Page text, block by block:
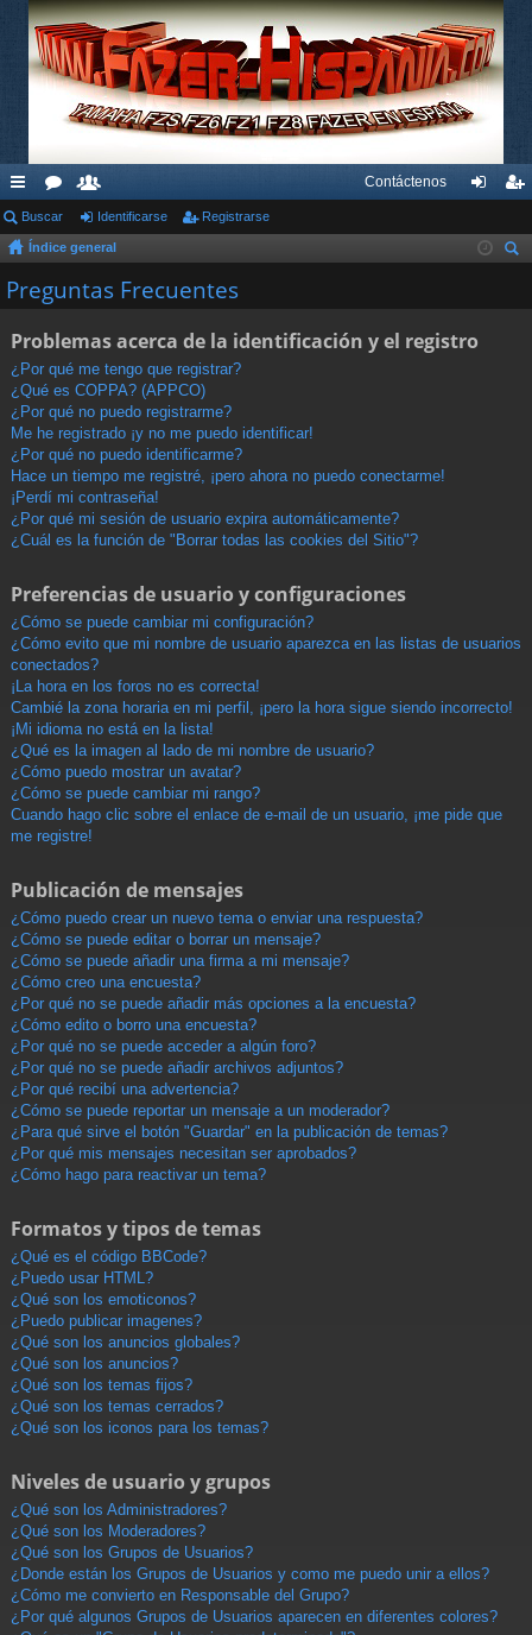
nl
ac
es
do
s
or
os
su
ari
os
Contáctenos
nti ist
Buscar Identificarse Registrarse
Índice general
Preguntas Frecuentes
Problemas acerca de la identificación y el registro
¿Por qué me tengo que registrar?
¿Qué es COPPA? (APPCO)
¿Por qué no puedo registrarme?
Me he registrado ¡y no me puedo identificar!
¿Por qué no puedo identificarme?
Hace un tiempo me registré, ¡pero ahora no puedo conectarme!
¡Perdí mi contraseña!
¿Por qué mi sesión de usuario expira automáticamente?
¿Cuál es la función de "Borrar todas las cookies del Sitio"?
Preferencias de usuario y configuraciones
¿Cómo se puede cambiar mi configuración?
¿Cómo evito que mi nombre de usuario aparezca en las listas de usuarios
conectados?
¡La hora en los foros no es correcta!
Cambié la zona horaria en mi perfil, ¡pero la hora sigue siendo incorrecto!
¡Mi idioma no está en la lista!
¿Qué es la imagen al lado de mi nombre de usuario?
¿Cómo puedo mostrar un avatar?
¿Cómo se puede cambiar mi rango?
Cuando hago clic sobre el enlace de e-mail de un usuario, ¡me pide que
me registre!
Publicación de mensajes
¿Cómo puedo crear un nuevo tema o enviar una respuesta?
¿Cómo se puede editar o borrar un mensaje?
¿Cómo se puede añadir una firma a mi mensaje?
¿Cómo creo una encuesta?
¿Por qué no se puede añadir más opciones a la encuesta?
¿Cómo edito o borro una encuesta?
¿Por qué no se puede acceder a algún foro?
¿Por qué no se puede añadir archivos adjuntos?
¿Por qué recibí una advertencia?
¿Cómo se puede reportar un mensaje a un moderador?
¿Para qué sirve el botón "Guardar" en la publicación de temas?
¿Por qué mis mensajes necesitan ser aprobados?
¿Cómo hago para reactivar un tema?
Formatos y tipos de temas
¿Qué es el código BBCode?
¿Puedo usar HTML?
¿Qué son los emoticonos?
¿Puedo publicar imagenes?
¿Qué son los anuncios globales?
¿Qué son los anuncios?
¿Qué son los temas fijos?
¿Qué son los temas cerrados?
¿Qué son los iconos para los temas?
Niveles de usuario y grupos
¿Qué son los Administradores?
¿Qué son los Moderadores?
¿Qué son los Grupos de Usuarios?
¿Donde están los Grupos de Usuarios y como me puedo unir a ellos?
¿Cómo me convierto en Responsable del Grupo?
¿Por qué algunos Grupos de Usuarios aparecen en diferentes colores?